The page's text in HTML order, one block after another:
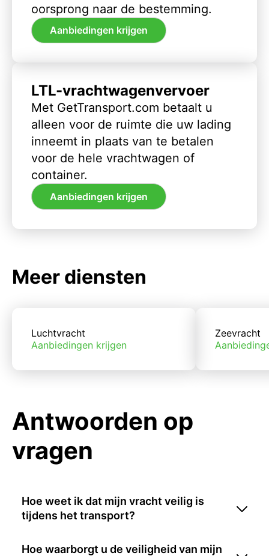
oorsprong naar de bestemming.
Aanbiedingen krijgen
LTL-vrachtwagenvervoer
Met GetTransport.com betaalt u
alleen voor de ruimte die uw lading
inneemt in plaats van te betalen
voor de hele vrachtwagen of
container.
Aanbiedingen krijgen
Meer diensten
Luchtvracht
Aanbiedingen krijgen
Zeevracht
Antwoorden op
vragen
Hoe weet ik dat mijn vracht veilig is
tijdens het transport?
Hoe waarborgt u de veiligheid van mijn